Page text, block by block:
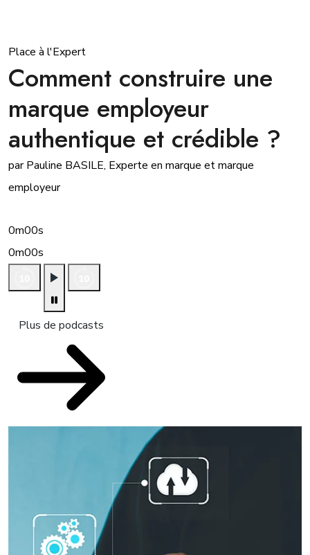
Place à l'Expert
Comment construire une
marque employeur
authentique et crédible ?
par Pauline BASILE, Experte en marque et marque
employeur
0m00s
0m00s
Plus de podcasts